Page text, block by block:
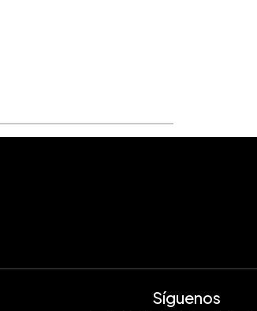
Síguenos